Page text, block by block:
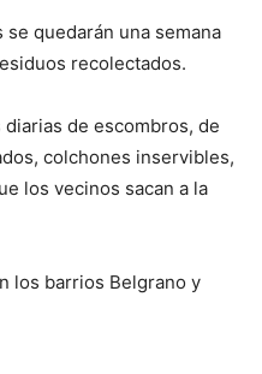
se quedarán una semana
recolectados.
de escombros, de
colchones inservibles,
los vecinos sacan a la
los barrios Belgrano y